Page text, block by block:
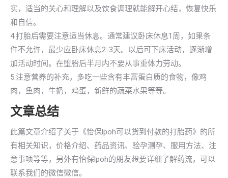
实，适当的关心和理解以及饮食调理就能解开心结，恢复快乐
和自信。
4.打胎后需要注意适当休息。通常建议卧床休息1周，如果条
件不允许，最少应卧床休息2-3天。以后可下床活动，逐渐增
加活动时间。在堕胎后半月内不要从事重体力劳动。
5.注意营养的补充，多吃一些含有丰富蛋白质的食物，像鸡
肉，鱼肉，牛奶，鸡蛋，新鲜的蔬菜水果等等。
文章总结
此篇文章介绍了关于《怡保lpoh可以货到付款的打胎药》的所
有相关知识，价格介绍、药品资讯、验孕测孕、服用方法、注
意事项等等，另外有怡保lpoh的朋友想要详细了解药流，可以
联系我们的微信微信。